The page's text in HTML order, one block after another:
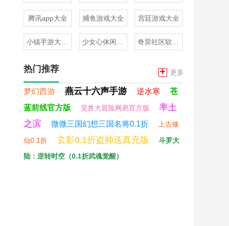
腾讯app大全 捕鱼游戏大全 宫廷游戏大全
热门推荐 + 更多
梦幻西游 燕云十六声手游 逆水寒
苍
蓝前线官方版
灵兽大冒险网易官方版
率土
之滨
微微三国幻想三国名将0.1折 上古修
仙0.1折 玄影0.1折盗帅送真充版
斗罗大
陆：逆转时空（0.1折武魂觉醒）